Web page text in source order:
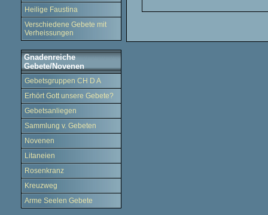
Heilige Faustina
Verschiedene Gebete mit
Verheissungen
Gnadenreiche
Gebete/Novenen
Gebetsgruppen CH D A
Erhört Gott unsere Gebete?
Gebetsanliegen
Sammlung v. Gebeten
Novenen
Litaneien
Rosenkranz
Kreuzweg
Arme Seelen Gebete